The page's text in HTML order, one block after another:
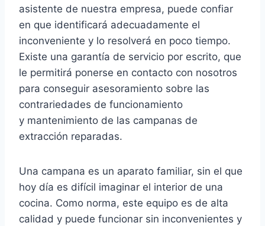
asistente de nuestra empresa, puede confiar
en que identificará adecuadamente el
inconveniente y lo resolverá en poco tiempo.
Existe una garantía de servicio por escrito, que
le permitirá ponerse en contacto con nosotros
para conseguir asesoramiento sobre las
contrariedades de funcionamiento
y mantenimiento de las campanas de
extracción reparadas.
Una campana es un aparato familiar, sin el que
hoy día es difícil imaginar el interior de una
cocina. Como norma, este equipo es de alta
calidad y puede funcionar sin inconvenientes y